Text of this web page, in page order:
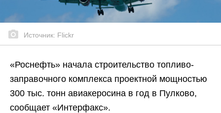
Источник: Flickr
«Роснефть» начала строительство топливо-
заправочного комплекса проектной мощностью
300 тыс. тонн авиакеросина в год в Пулково,
сообщает «Интерфакс».